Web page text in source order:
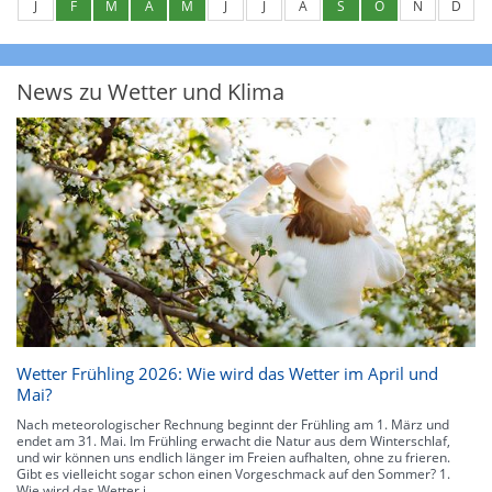
J
F M A M J J A S O N D
News zu Wetter und Klima
Wetter Frühling 2026: Wie wird das Wetter im April und
Mai?
Nach meteorologischer Rechnung beginnt der Frühling am 1. März und
endet am 31. Mai. Im Frühling erwacht die Natur aus dem Winterschlaf,
und wir können uns endlich länger im Freien aufhalten, ohne zu frieren.
Gibt es vielleicht sogar schon einen Vorgeschmack auf den Sommer? 1.